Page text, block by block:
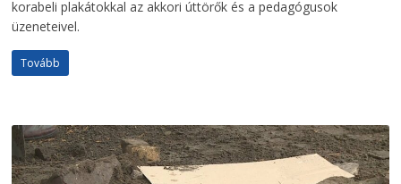
korabeli plakátokkal az akkori úttörők és a pedagógusok
üzeneteivel.
Tovább